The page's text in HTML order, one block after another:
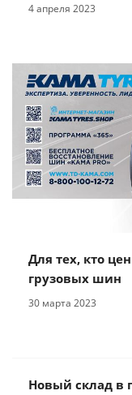
4 апреля 2023
Для тех, кто
грузовых шин
30 марта 2023
Новый склад в